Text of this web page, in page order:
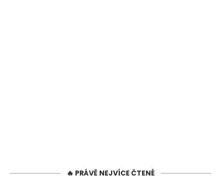
🔥 PRÁVĚ NEJVÍCE ČTENÉ